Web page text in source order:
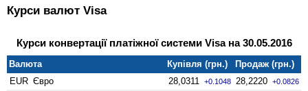
Курси валют Visa
Курси конвертації платіжної системи Visa на 30.05.2016
Валюта Купівля (грн.)
Продаж (грн.)
EUR Євро 28,0311 +0.1048 28,2220 +0.0826